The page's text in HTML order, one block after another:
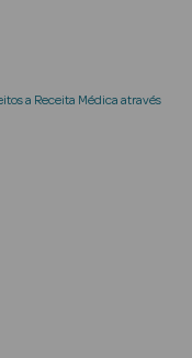
a Receita Médica através